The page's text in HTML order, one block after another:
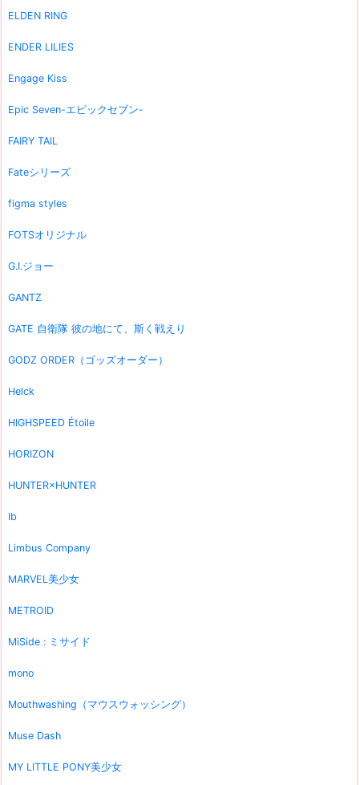
ELDEN RING
ENDER LILIES
Engage Kiss
Epic Seven-エピックセブン-
FAIRY TAIL
Fateシリーズ
figma styles
FOTSオリジナル
G.I.ジョー
GANTZ
GATE 自衛隊 彼の地にて、斯く戦えり
GODZ ORDER（ゴッズオーダー）
Helck
HIGHSPEED Étoile
HORIZON
HUNTER×HUNTER
Ib
Limbus Company
MARVEL美少女
METROID
MiSide : ミサイド
mono
Mouthwashing（マウスウォッシング）
Muse Dash
MY LITTLE PONY美少女